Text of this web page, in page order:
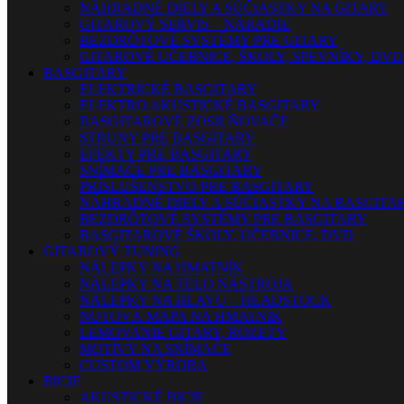
NÁHRADNÉ DIELY A SÚČIASTKY NA GITARY
GITAROVÝ SERVIS – NÁRADIE
BEZDRÔTOVÉ SYSTÉMY PRE GITARY
GITAROVÉ UČEBNICE, ŠKOLY, SPEVNÍKY, DVD
BASGITARY
ELEKTRICKÉ BASGITARY
ELEKTRO AKUSTICKÉ BASGITARY
BASGITAROVÉ ZOSILŇOVAČE
STRUNY PRE BASGITARY
EFEKTY PRE BASGITARY
SNÍMAČE PRE BASGITARY
PRÍSLUŠENSTVO PRE BASGITARY
NÁHRADNÉ DIELY A SÚČIASTKY NA
BEZDRÔTOVÉ SYSTÉMY PRE BASGITARY
BASGITAROVÉ ŠKOLY, UČEBNICE, DVD
GITAROVÝ TUNING
NÁLEPKY NA HMATNÍK
NÁLEPKY NA TELO NÁSTROJA
NÁLEPKY NA HLAVU – HEADSTOCK
NOTOVÁ MAPA NA HMATNÍK
LEMOVANIE GITARY, ROZETY
MOTÍVY NA SNÍMAČE
CUSTOM VÝROBA
BICIE
AKUSTICKÉ BICIE